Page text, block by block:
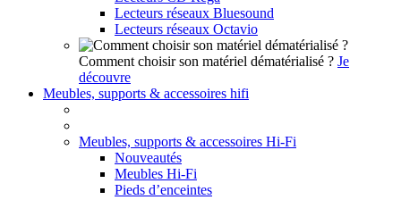
Lecteurs réseaux Bluesound
Lecteurs réseaux Octavio
Comment choisir son matériel dématérialisé ? Je
découvre
Meubles, supports & accessoires hifi
Meubles, supports & accessoires Hi-Fi
Nouveautés
Meubles Hi-Fi
Pieds d’enceintes